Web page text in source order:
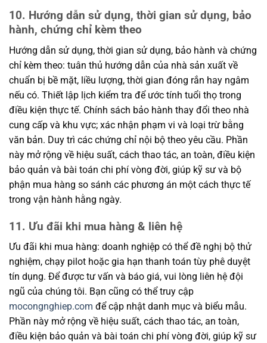
10. Hướng dẫn sử dụng, thời gian sử dụng, bảo
hành, chứng chỉ kèm theo
Hướng dẫn sử dụng, thời gian sử dụng, bảo hành và chứng
chỉ kèm theo: tuân thủ hướng dẫn của nhà sản xuất về
chuẩn bị bề mặt, liều lượng, thời gian đóng rắn hay ngâm
nếu có. Thiết lập lịch kiểm tra để ước tính tuổi thọ trong
điều kiện thực tế. Chính sách bảo hành thay đổi theo nhà
cung cấp và khu vực; xác nhận phạm vi và loại trừ bằng
văn bản. Duy trì các chứng chỉ nội bộ theo yêu cầu. Phần
này mở rộng về hiệu suất, cách thao tác, an toàn, điều kiện
bảo quản và bài toán chi phí vòng đời, giúp kỹ sư và bộ
phận mua hàng so sánh các phương án một cách thực tế
trong vận hành hằng ngày.
11. Ưu đãi khi mua hàng & liên hệ
Ưu đãi khi mua hàng: doanh nghiệp có thể đề nghị bộ thử
nghiệm, chạy pilot hoặc gia hạn thanh toán tùy phê duyệt
tín dụng. Để được tư vấn và báo giá, vui lòng liên hệ đội
ngũ của chúng tôi. Bạn cũng có thể truy cập
mocongnghiep.com để cập nhật danh mục và biểu mẫu.
Phần này mở rộng về hiệu suất, cách thao tác, an toàn,
điều kiện bảo quản và bài toán chi phí vòng đời, giúp kỹ sư